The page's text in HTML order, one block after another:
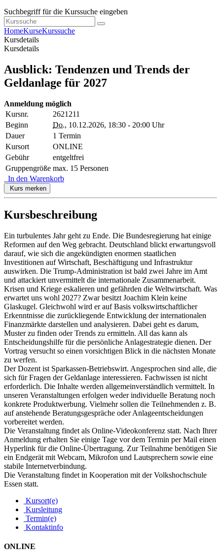
Suchbegriff für die Kurssuche eingeben
HomeKurseKurssuche
Kursdetails
Kursdetails
Ausblick: Tendenzen und Trends der
Geldanlage für 2027
Anmeldung möglich
Kursnr.
2621211
Beginn
Do., 10.12.2026, 18:30 - 20:00 Uhr
Dauer
1 Termin
Kursort
ONLINE
Gebühr
entgeltfrei
Gruppengröße max. 15 Personen
In den Warenkorb
Kurs merken
Kursbeschreibung
Ein turbulentes Jahr geht zu Ende. Die Bundesregierung hat einige
Reformen auf den Weg gebracht. Deutschland blickt erwartungsvoll
darauf, wie sich die angekündigten enormen staatlichen
Investitionen auf Wirtschaft, Beschäftigung und Infrastruktur
auswirken. Die Trump-Administration ist bald zwei Jahre im Amt
und attackiert unvermittelt die internationale Zusammenarbeit.
Krisen und Kriege eskalieren und gefährden die Weltwirtschaft. Was
erwartet uns wohl 2027? Zwar besitzt Joachim Klein keine
Glaskugel. Gleichwohl wird er auf Basis volkswirtschaftlicher
Erkenntnisse die zurückliegende Entwicklung der internationalen
Finanzmärkte darstellen und analysieren. Dabei geht es darum,
Muster zu finden oder Trends zu ermitteln. All das kann als
Entscheidungshilfe für die persönliche Anlagestrategie dienen. Der
Vortrag versucht so einen vorsichtigen Blick in die nächsten Monate
zu werfen.
Der Dozent ist Sparkassen-Betriebswirt. Angesprochen sind alle, die
sich für Fragen der Geldanlage interessieren. Fachwissen ist nicht
erforderlich. Die Inhalte werden allgemeinverständlich vermittelt. In
unseren Veranstaltungen erfolgen weder individuelle Beratung noch
konkrete Produktwerbung. Vielmehr sollen die Teilnehmenden z. B.
auf anstehende Beratungsgespräche oder Anlageentscheidungen
vorbereitet werden.
Die Veranstaltung findet als Online-Videokonferenz statt. Nach Ihrer
Anmeldung erhalten Sie einige Tage vor dem Termin per Mail einen
Hyperlink für die Online-Übertragung. Zur Teilnahme benötigen Sie
ein Endgerät mit Webcam, Mikrofon und Lautsprechern sowie eine
stabile Internetverbindung.
Die Veranstaltung findet in Kooperation mit der Volkshochschule
Essen statt.
Kursort(e)
Kursleitung
Termin(e)
Kontaktinfo
ONLINE